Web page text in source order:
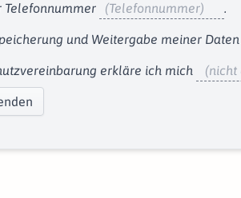
Telefonnummer .
und Weitergabe meiner
erkläre ich mich